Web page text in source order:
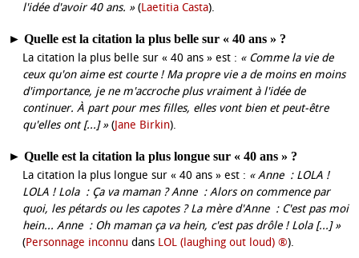
l'idée d'avoir 40 ans. »(Laetitia Casta).
► Quelle est la citation la plus belle sur « 40 ans » ?
La citation la plus belle sur « 40 ans » est : « Comme la vie de
ceux qu'on aime est courte ! Ma propre vie a de moins en moins
d'importance, je ne m'accroche plus vraiment à l'idée de
continuer. À part pour mes filles, elles vont bien et peut-être
qu'elles ont [...] »(Jane Birkin).
► Quelle est la citation la plus longue sur « 40 ans » ?
La citation la plus longue sur « 40 ans » est : « Anne : LOLA !
LOLA ! Lola : Ça va maman ? Anne : Alors on commence par
quoi, les pétards ou les capotes ? La mère d'Anne : C'est pas moi
hein... Anne : Oh maman ça va hein, c'est pas drôle ! Lola [...] »
(Personnage inconnu dans LOL (laughing out loud) ®).